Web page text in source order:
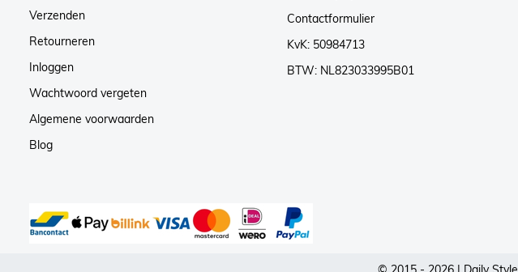
Verzenden
Retourneren
Inloggen
Wachtwoord vergeten
Algemene voorwaarden
Blog
Contactformulier
KvK: 50984713
BTW: NL823033995B01